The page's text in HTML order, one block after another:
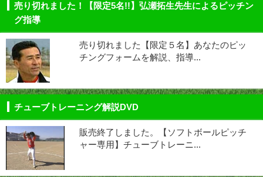
売り切れました！【限定5名!!】弘瀬拓生先生によるピッチン
グ指導
売り切れました【限定５名】あなたのピッ
チングフォームを解説、指導...
チューブトレーニング解説DVD
販売終了しました。【ソフトボールピッチ
ャー専用】チューブトレーニ...